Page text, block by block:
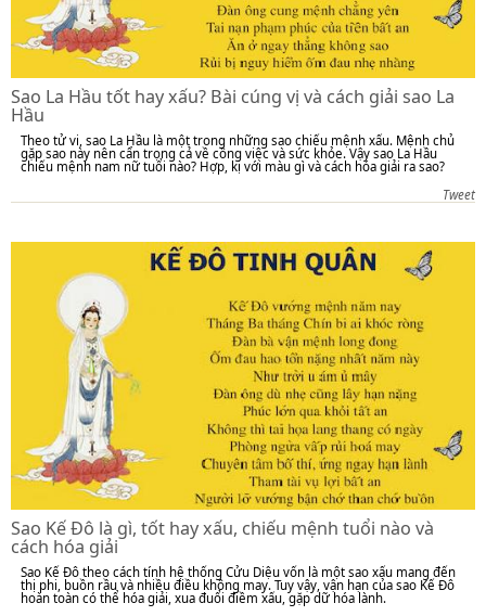
Sao La Hầu tốt hay xấu? Bài cúng vị và cách giải sao La
Hầu
Theo tử vi, sao La Hầu là một trong những sao chiếu mệnh xấu. Mệnh chủ
gặp sao này nên cẩn trọng cả về công việc và sức khỏe. Vậy sao La Hầu
chiếu mệnh nam nữ tuổi nào? Hợp, kị với màu gì và cách hóa giải ra sao?
Tweet
Sao Kế Đô là gì, tốt hay xấu, chiếu mệnh tuổi nào và
cách hóa giải
Sao Kế Đô theo cách tính hệ thống Cửu Diệu vốn là một sao xấu mang đến
thị phi, buồn rầu và nhiều điều không may. Tuy vậy, vận hạn của sao Kế Đô
hoàn toàn có thể hóa giải, xua đuổi điềm xấu, gặp dữ hóa lành.